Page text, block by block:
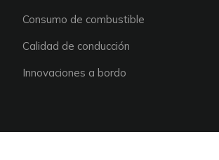
Consumo de combustible
Calidad de conducción
Innovaciones a bordo